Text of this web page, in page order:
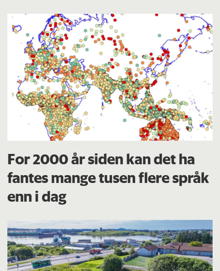
For 2000 år siden kan det ha
fantes mange tusen flere språk
enn i dag